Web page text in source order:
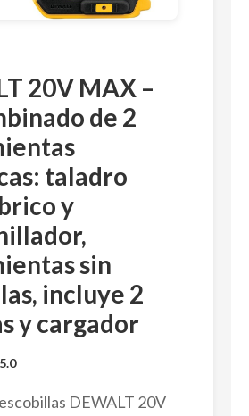
20V MAX –
de 2
taladro
y
sin
incluye 2
y cargador
5.0
DEWALT 20V